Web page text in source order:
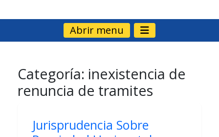
Abrir menu
Categoría: inexistencia de
renuncia de tramites
Jurisprudencia Sobre